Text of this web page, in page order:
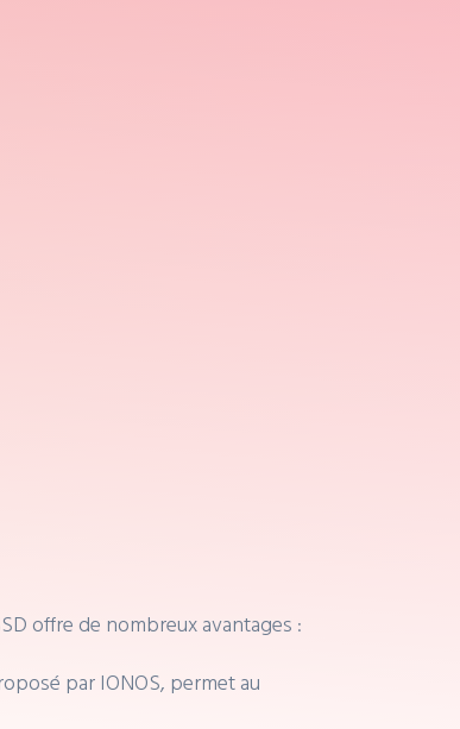
offre de nombreux avantages :
par IONOS, permet au